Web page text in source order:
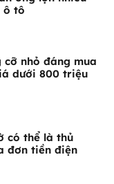
ô tô
cỡ nhỏ đáng mua
dưới 800 triệu
có thể là thủ
đơn tiền điện